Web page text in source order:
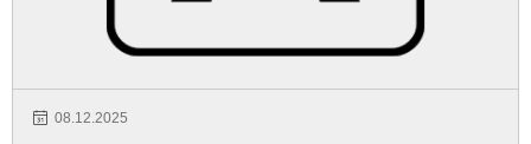
08.12.2025